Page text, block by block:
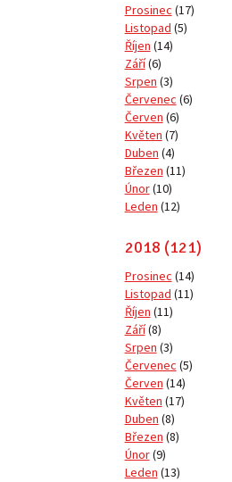
Prosinec (17)
Listopad (5)
Říjen (14)
Září(6)
Srpen (3)
Červenec (6)
Červen (6)
Květen (7)
Duben (4)
Březen (11)
Únor(10)
Leden (12)
2018 (121)
Prosinec (14)
Listopad (11)
Říjen (11)
Září(8)
Srpen (3)
Červenec (5)
Červen (14)
Květen (17)
Duben (8)
Březen (8)
Únor(9)
Leden (13)